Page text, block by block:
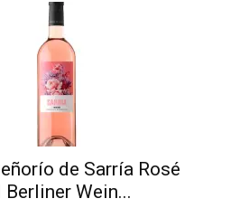
de Sarría Rosé
Wein...